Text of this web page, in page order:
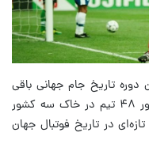
آغاز بزرگ‌ترین دوره تاریخ جام جهانی باقی
مانده است. تورنمنتی که قرار است با حضور ۴۸ تیم در خاک سه کشور
در تاریخ فوتبال جهان